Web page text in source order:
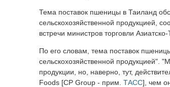
Тема поставок пшеницы в Таиланд
сельскохозяйственной продукцией,
встречи министров торговли
По его словам, тема поставок
сельскохозяйственной продукцией".
продукции, но, наверно, тут,
Foods [CP Group - прим. ТАСС], чем